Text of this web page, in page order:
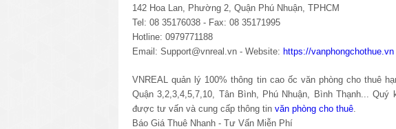
142 Hoa Lan, Phường 2, Quận Phú Nhuận, TPHCM
Tel: 08 35176038 - Fax: 08 35171995
Hotline: 0979771188
Email: Support@vnreal.vn - Website: https://vanphongchothue.vn
VNREAL quản lý 100% thông tin cao ốc văn phòng cho thuê
Quận 3,2,3,4,5,7,10, Tân Bình, Phú Nhuận, Bình Thạnh...
được tư vấn và cung cấp thông tin văn phòng cho thuê
Báo Giá Thuê Nhanh - Tư Vấn Miễn Phí